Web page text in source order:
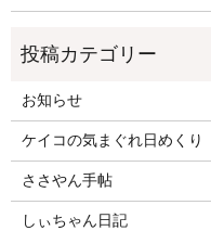
お知らせ
ケイコの気まぐれ日めくり
ささやん手帖
しぃちゃん日記